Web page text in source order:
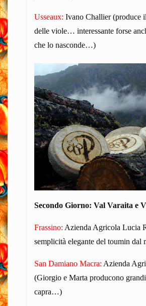
Usseaux: Ivano Challier (produce
delle viole… interessante forse
che lo nasconde…)
Secondo Giorno: Val Varaita e
Frassino: Azienda Agricola Lucia
semplicità elegante del toumin dal
San Damiano Macra: Azienda
(Giorgio e Marta producono
capra…)